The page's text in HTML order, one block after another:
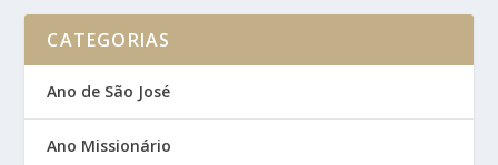
CATEGORIAS
Ano de São José
Ano Missionário